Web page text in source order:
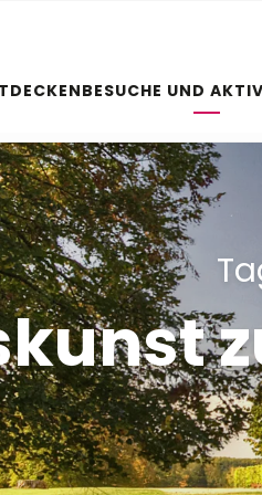
BESUCHE UND